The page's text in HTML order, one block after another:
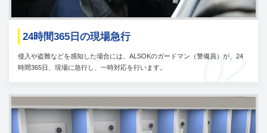
02
24時間365日の現場急行
侵入や盗難などを感知した場合には、ALSOKのガードマン（警備員）が、24
時間365日、現場に急行し、一時対応を行います。